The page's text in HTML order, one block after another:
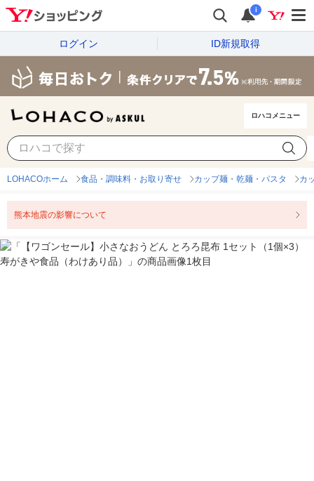
i
ログイン ID新規取得
ロハコメニュー
LOHACOホーム 食品・調味料・お取り寄せ カップ麺・乾麺・パスタ カ
熊本地震の影響について